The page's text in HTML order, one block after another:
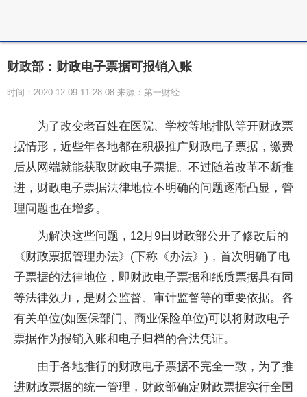
财政部：财政电子票据可报销入账
时间：2020-12-09 11:28:08 来源：第一财经
为了改变老百姓在医院、学校等地排队等开财政票
据情形，近些年各地都在积极推广财政电子票据，缴费
后从网端就能获取财政电子票据。不过随着改革不断推
进，财政电子票据法律地位不明确的问题逐渐凸显，管
理问题也在增多。
为解决这些问题，12月9日财政部公开了修改后的
《财政票据管理办法》(下称《办法》)，首次明确了电
子票据的法律地位，即财政电子票据和纸质票据具有同
等法律效力，是财会监督、审计监督等的重要依据。各
有关单位(如医保部门、商业保险单位)可以将财政电子
票据作为报销入账和电子归档的合法凭证。
由于各地推行的财政电子票据不完全一致，为了推
进财政票据的统一管理，财政部确定财政票据实行全国